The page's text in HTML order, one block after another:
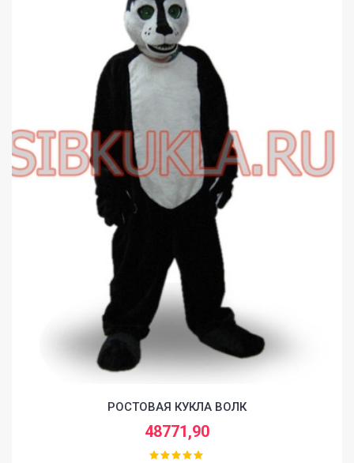
РОСТОВАЯ КУКЛА ВОЛК
48771,90